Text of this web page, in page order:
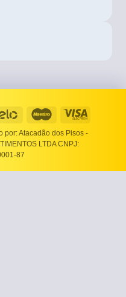
por: Atacadão dos Pisos -
LTDA CNPJ:
87